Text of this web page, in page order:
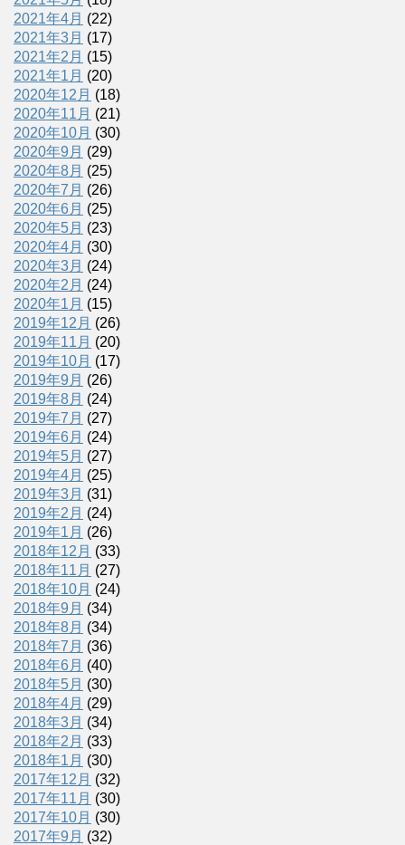
2021年4月 (22)
2021年3月 (17)
2021年2月 (15)
2021年1月 (20)
2020年12月 (18)
2020年11月 (21)
2020年10月 (30)
2020年9月 (29)
2020年8月 (25)
2020年7月 (26)
2020年6月 (25)
2020年5月 (23)
2020年4月 (30)
2020年3月 (24)
2020年2月 (24)
2020年1月 (15)
2019年12月 (26)
2019年11月 (20)
2019年10月 (17)
2019年9月 (26)
2019年8月 (24)
2019年7月 (27)
2019年6月 (24)
2019年5月 (27)
2019年4月 (25)
2019年3月 (31)
2019年2月 (24)
2019年1月 (26)
2018年12月 (33)
2018年11月 (27)
2018年10月 (24)
2018年9月 (34)
2018年8月 (34)
2018年7月 (36)
2018年6月 (40)
2018年5月 (30)
2018年4月 (29)
2018年3月 (34)
2018年2月 (33)
2018年1月 (30)
2017年12月 (32)
2017年11月 (30)
2017年10月 (30)
2017年9月 (32)